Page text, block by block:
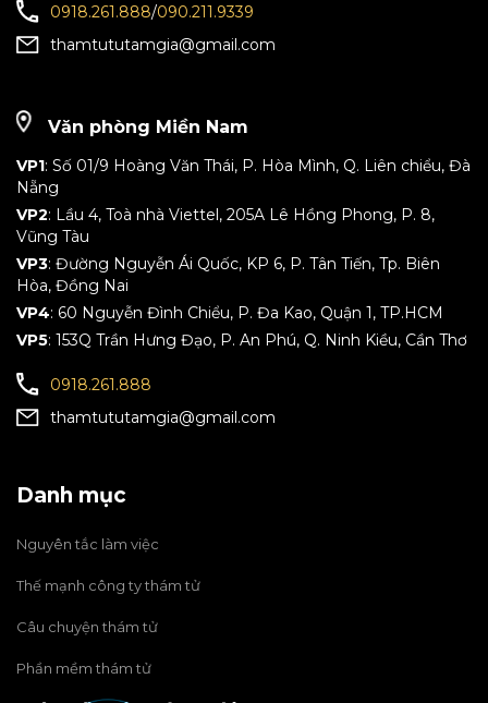
0918.261.888/090.211.9339
thamtututamgia@gmail.com
Văn phòng Miền Nam
VP1: Số 01/9 Hoàng Văn Thái, P. Hòa Mình, Q. Liên chiểu, Đà
Nẵng
VP2: Lầu 4, Toà nhà Viettel, 205A Lê Hồng Phong, P. 8,
Vũng Tàu
VP3: Đường Nguyễn Ái Quốc, KP 6, P. Tân Tiến, Tp. Biên
Hòa, Đồng Nai
VP4: 60 Nguyễn Đình Chiểu, P. Đa Kao, Quận 1, TP.HCM
VP5: 153Q Trần Hưng Đạo, P. An Phú, Q. Ninh Kiều, Cần Thơ
0918.261.888
thamtututamgia@gmail.com
Danh mục
Nguyên tắc làm việc
Thế mạnh công ty thám tử
Câu chuyện thám tử
Phần mềm thám tử